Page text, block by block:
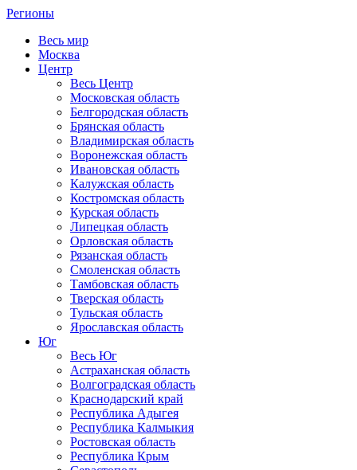
Регионы
Весь мир
Москва
Центр
Весь Центр
Московская область
Белгородская область
Брянская область
Владимирская область
Воронежская область
Ивановская область
Калужская область
Костромская область
Курская область
Липецкая область
Орловская область
Рязанская область
Смоленская область
Тамбовская область
Тверская область
Тульская область
Ярославская область
Юг
Весь Юг
Астраханская область
Волгоградская область
Краснодарский край
Республика Адыгея
Республика Калмыкия
Ростовская область
Республика Крым